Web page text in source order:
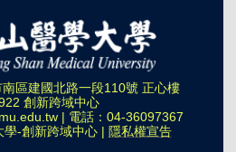
區建國北路一段110號 正心樓
創新跨域中心
| 電話： 04-36097367
-創新跨域中心 | 隱私權宣告